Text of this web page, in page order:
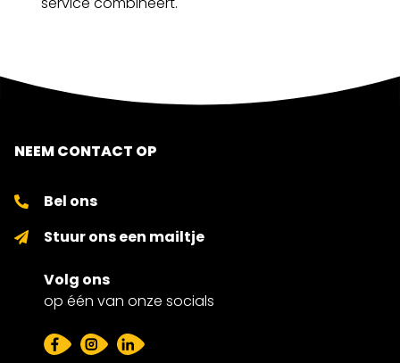
NEEM CONTACT OP
Bel ons
Stuur ons een mailtje
Volg ons
op één van onze socials